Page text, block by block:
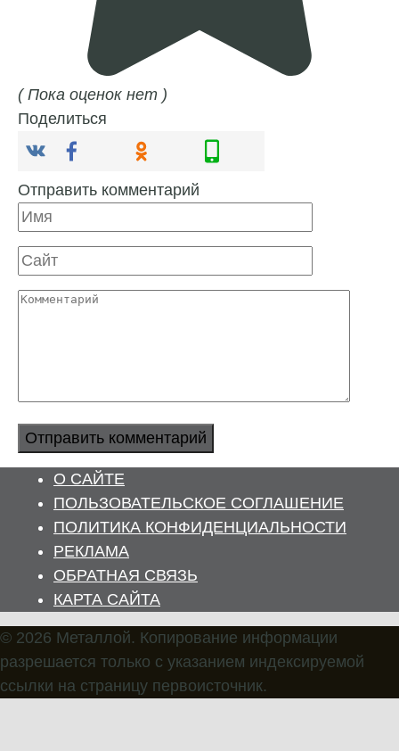
( Пока оценок нет )
Поделиться
Отправить комментарий
Имя
Сайт
Комментарий
О САЙТЕ
ПОЛЬЗОВАТЕЛЬСКОЕ СОГЛАШЕНИЕ
ПОЛИТИКА КОНФИДЕНЦИАЛЬНОСТИ
РЕКЛАМА
ОБРАТНАЯ СВЯЗЬ
КАРТА САЙТА
© 2026 Металлой. Копирование информации
разрешается только с указанием индексируемой
ссылки на страницу первоисточник.